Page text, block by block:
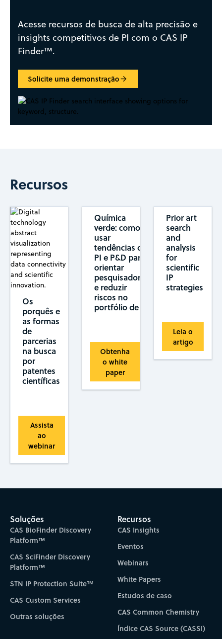
Acesse recursos de busca de alta precisão e
insights competitivos de PI com o CAS IP
Finder™.
Solicite uma demonstração
Recursos
Os
porquês e
as formas
de
parcerias
na busca
por
patentes
científicas
Assista
ao
webinar
Química
verde: como
usar
tendências de
PI e P&D para
orientar
pesquisadores
e reduzir
riscos no
portfólio de PI
Obtenha
o white
paper
Prior art
search
and
analysis
for
scientific
IP
strategies
Leia o
artigo
Soluções
CAS BioFinder Discovery
Platform™
CAS SciFinder Discovery
Platform™
STN IP Protection Suite™
CAS Custom Services
Outras soluções
Recursos
CAS Insights
Eventos
Webinars
White Papers
Estudos de caso
CAS Common Chemistry
Índice CAS Source (CASSI)